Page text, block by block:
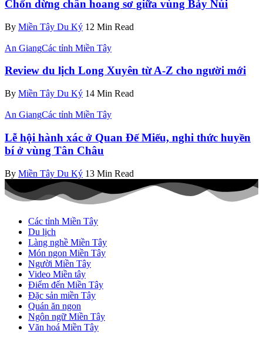
Chốn dừng chân hoang sơ giữa vùng Bảy Núi
By Miền Tây Du Ký 12 Min Read
An GiangCác tỉnh Miền Tây
Review du lịch Long Xuyên từ A-Z cho người mới
By Miền Tây Du Ký 14 Min Read
An GiangCác tỉnh Miền Tây
Lễ hội hành xác ở Quan Đế Miếu, nghi thức huyền
bí ở vùng Tân Châu
By Miền Tây Du Ký 13 Min Read
Các tỉnh Miền Tây
Du lịch
Làng nghề Miền Tây
Món ngon Miền Tây
Người Miền Tây
Video Miền tây
Điểm đến Miền Tây
Đặc sản miền Tây
Quán ăn ngon
Ngôn ngữ Miền Tây
Văn hoá Miền Tây